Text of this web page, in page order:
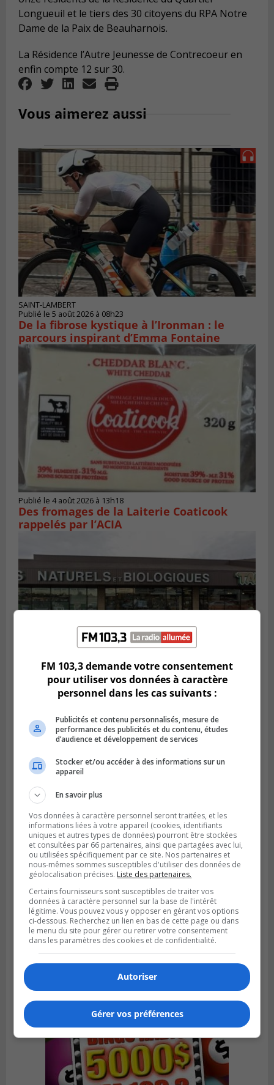
Longueuil et le tiers des 30 citoyens du RPA Notre
Dame de la Paix de Beauharnois.
La Résidence l’Autre Jeunesse de Contrecoeur en
enfin compte 12 sur 30.
Vous aimerez aussi
SAINT-LAMBERT
Publié le 5 août 2026 à 08h23
De la fibrose kystique à l’Ironman : le
parcours inspirant d’Emma Fontaine
Publié le 4 août 2026 à 13h18
Des fromages de la Laiterie Coaticook
rappelés par l’ACIA
BROSSARD
Publié le 2 août 2026 à 23h04
Brossard
Publié le 31 juillet 2026 à 16h45
Des firmes de Longueuil vont participer
aux méga-travaux de l’hôpital Charles-
Le Moyne
FM 103,3 demande votre consentement
pour utiliser vos données à caractère
personnel dans les cas suivants :
Publicités et contenu personnalisés, mesure de
performance des publicités et du contenu, études
d’audience et développement de services
Stocker et/ou accéder à des informations sur un
appareil
En savoir plus
Vos données à caractère personnel seront traitées, et les
informations liées à votre appareil (cookies, identifiants
uniques et autres types de données) pourront être stockées
et consultées par 66 partenaires, ainsi que partagées avec lui,
ou utilisées spécifiquement par ce site. Nos partenaires et
nous-mêmes sommes susceptibles d'utiliser des données de
géolocalisation précises. Liste des partenaires.
Certains fournisseurs sont susceptibles de traiter vos
données à caractère personnel sur la base de l'intérêt
légitime. Vous pouvez vous y opposer en gérant vos options
ci-dessous. Recherchez un lien en bas de cette page ou dans
le menu du site pour gérer ou retirer votre consentement
dans les paramètres des cookies et de confidentialité.
Autoriser
Gérer vos préférences